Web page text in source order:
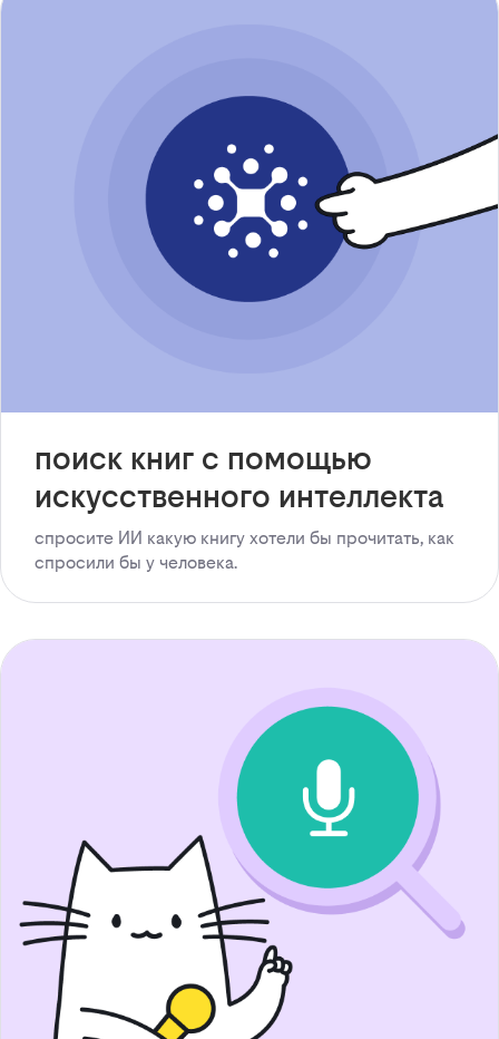
поиск книг с помощью
искусственного интеллекта
спросите ИИ какую книгу хотели бы прочитать, как
спросили бы у человека.